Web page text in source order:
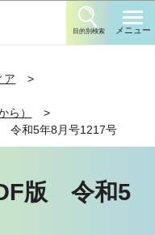
目的別検索 メニュー
ア
ら）
令和5年8月号1217号
版 令和5